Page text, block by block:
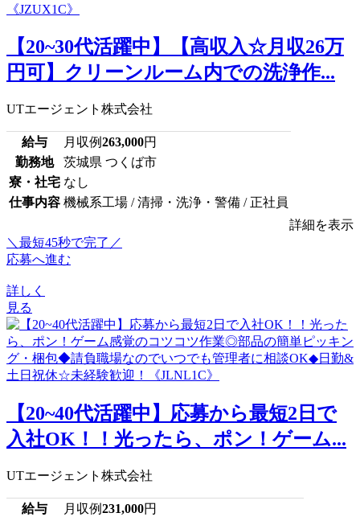
【20~30代活躍中】【高収入☆月収26万
円可】クリーンルーム内での洗浄作...
UTエージェント株式会社
給与 月収例263,000円
勤務地
茨城県 つくば市
寮・社宅 なし
仕事内容 機械系工場 / 清掃・洗浄・警備 / 正社員
詳細を表示
＼最短45秒で完了／
応募へ進む
詳しく
見る
【20~40代活躍中】応募から最短2日で
入社OK！！光ったら、ポン！ゲーム...
UTエージェント株式会社
給与 月収例231,000円